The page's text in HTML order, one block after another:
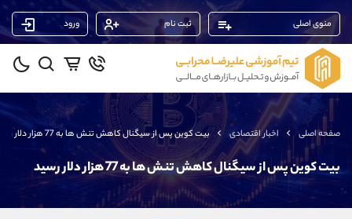
منوی اصلی ثبت نام ورود
صفحه اصلی اخبار اقتصادی بیت کوین پس از سیگنال کاهش تنش ها به 77 هزار دلار رسید
بیت کوین پس از سیگنال کاهش تنش ها به 77 هزار دلار رسید
پشتیبان فروش (یوسف فرخنده)
موبایل 09194198792
واتساپ شروع گفتگو
تلگرام @Armteam_admin_33
118
پشتیبان فروش (ایمان پوراسماعیلی)